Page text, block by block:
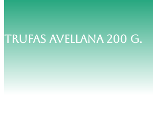
TRUFAS AVELLANA 200 G.